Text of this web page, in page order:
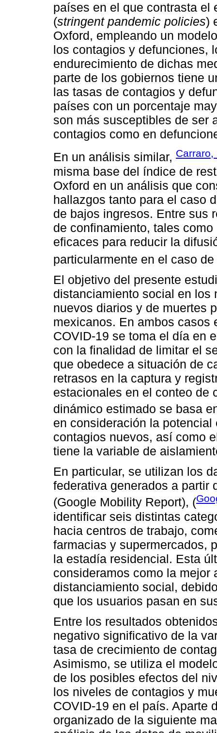
países en el que contrasta el
(stringent pandemic policies)
Oxford, empleando un
los contagios y defunciones,
endurecimiento de dichas
parte de los gobiernos tiene
las tasas de contagios y
países con un porcentaje
son más susceptibles de ser
contagios como en
En un análisis similar,
misma base del índice de
Oxford en un análisis que
hallazgos tanto para el caso
de bajos ingresos. Entre sus
de confinamiento, tales
eficaces para reducir la
particularmente en el caso
El objetivo del presente
distanciamiento social en los
nuevos diarios y de muertes
mexicanos. En ambos casos
COVID-19 se toma el día en
con la finalidad de limitar el
que obedece a situación de
retrasos en la captura y
estacionales en el conteo de
dinámico estimado se basa
en consideración la
contagios nuevos, así como
tiene la variable de
En particular, se utilizan los
federativa generados a partir
(Google Mobility Report), (
identificar seis distintas
hacia centros de trabajo,
farmacias y supermercados,
la estadía residencial. Esta
consideramos como la mejor
distanciamiento social,
que los usuarios pasan en
Entre los resultados
negativo significativo de la
tasa de crecimiento de
Asimismo, se utiliza el
de los posibles efectos del
los niveles de contagios y
COVID-19 en el país. Aparte
organizado de la siguiente